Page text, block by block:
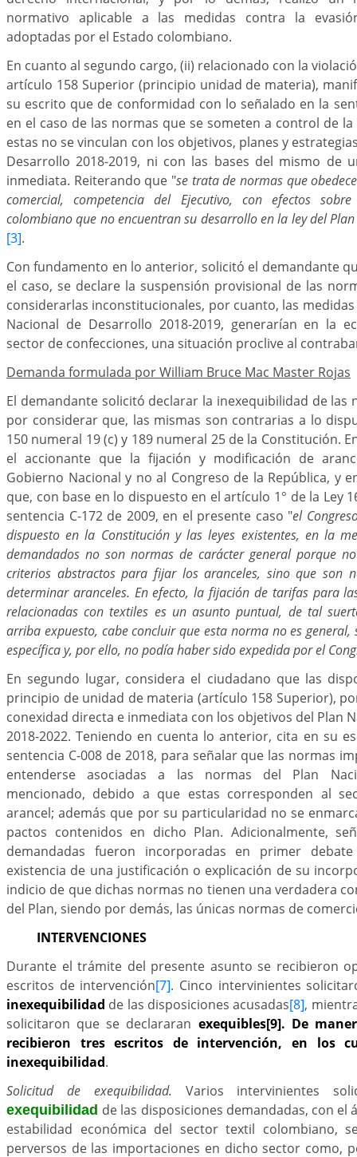
normativo aplicable a las medidas contra la
adoptadas por el Estado colombiano.
En cuanto al segundo cargo, (ii) relacionado con la
artículo 158 Superior (principio unidad de materia),
su escrito que de conformidad con lo señalado en la
en el caso de las normas que se someten a control de
estas no se vinculan con los objetivos, planes y
Desarrollo 2018-2019, ni con las bases del mismo de
inmediata. Reiterando que "se trata de normas que
comercial, competencia del Ejecutivo, con efectos
colombiano que no encuentran su desarrollo en la ley del
[3].
Con fundamento en lo anterior, solicitó el demandante
el caso, se declare la suspensión provisional de las
considerarlas inconstitucionales, por cuanto, las
Nacional de Desarrollo 2018-2019, generarían en la
sector de confecciones, una situación proclive al
Demanda formulada por William Bruce Mac Master Rojas
El demandante solicitó declarar la inexequibilidad de las
por considerar que, las mismas son contrarias a lo
150 numeral 19 (c) y 189 numeral 25 de la Constitución.
el accionante que la fijación y modificación de
Gobierno Nacional y no al Congreso de la República, y
que, con base en lo dispuesto en el artículo 1° de la Ley
sentencia C-172 de 2009, en el presente caso "el
dispuesto en la Constitución y las leyes existentes, en la
demandados no son normas de carácter general porque
criterios abstractos para fijar los aranceles, sino que son
determinar aranceles. En efecto, la fijación de tarifas para
relacionadas con textiles es un asunto puntual, de tal
arriba expuesto, cabe concluir que esta norma no es
específica y, por ello, no podía haber sido expedida por el
En segundo lugar, considera el ciudadano que las
principio de unidad de materia (artículo 158 Superior),
conexidad directa e inmediata con los objetivos del Plan
2018-2022. Teniendo en cuenta lo anterior, cita en su
sentencia C-008 de 2018, para señalar que las normas
entenderse asociadas a las normas del Plan
mencionado, debido a que estas corresponden al
arancel; además que por su particularidad no se
pactos contenidos en dicho Plan. Adicionalmente,
demandadas fueron incorporadas en primer
existencia de una justificación o explicación de su
indicio de que dichas normas no tienen una verdadera
del Plan, siendo por demás, las únicas normas de
INTERVENCIONES
Durante el trámite del presente asunto se recibieron
escritos de intervención[7]. Cinco intervinientes
inexequibilidad de las disposiciones acusadas[8],
solicitaron que se declararan exequibles[9]. De
recibieron tres escritos de intervención, en los
inexequibilidad.
Solicitud de exequibilidad. Varios intervinientes
exequibilidad de las disposiciones demandadas, con el
estabilidad económica del sector textil colombiano,
perversos de las importaciones en dicho sector como,